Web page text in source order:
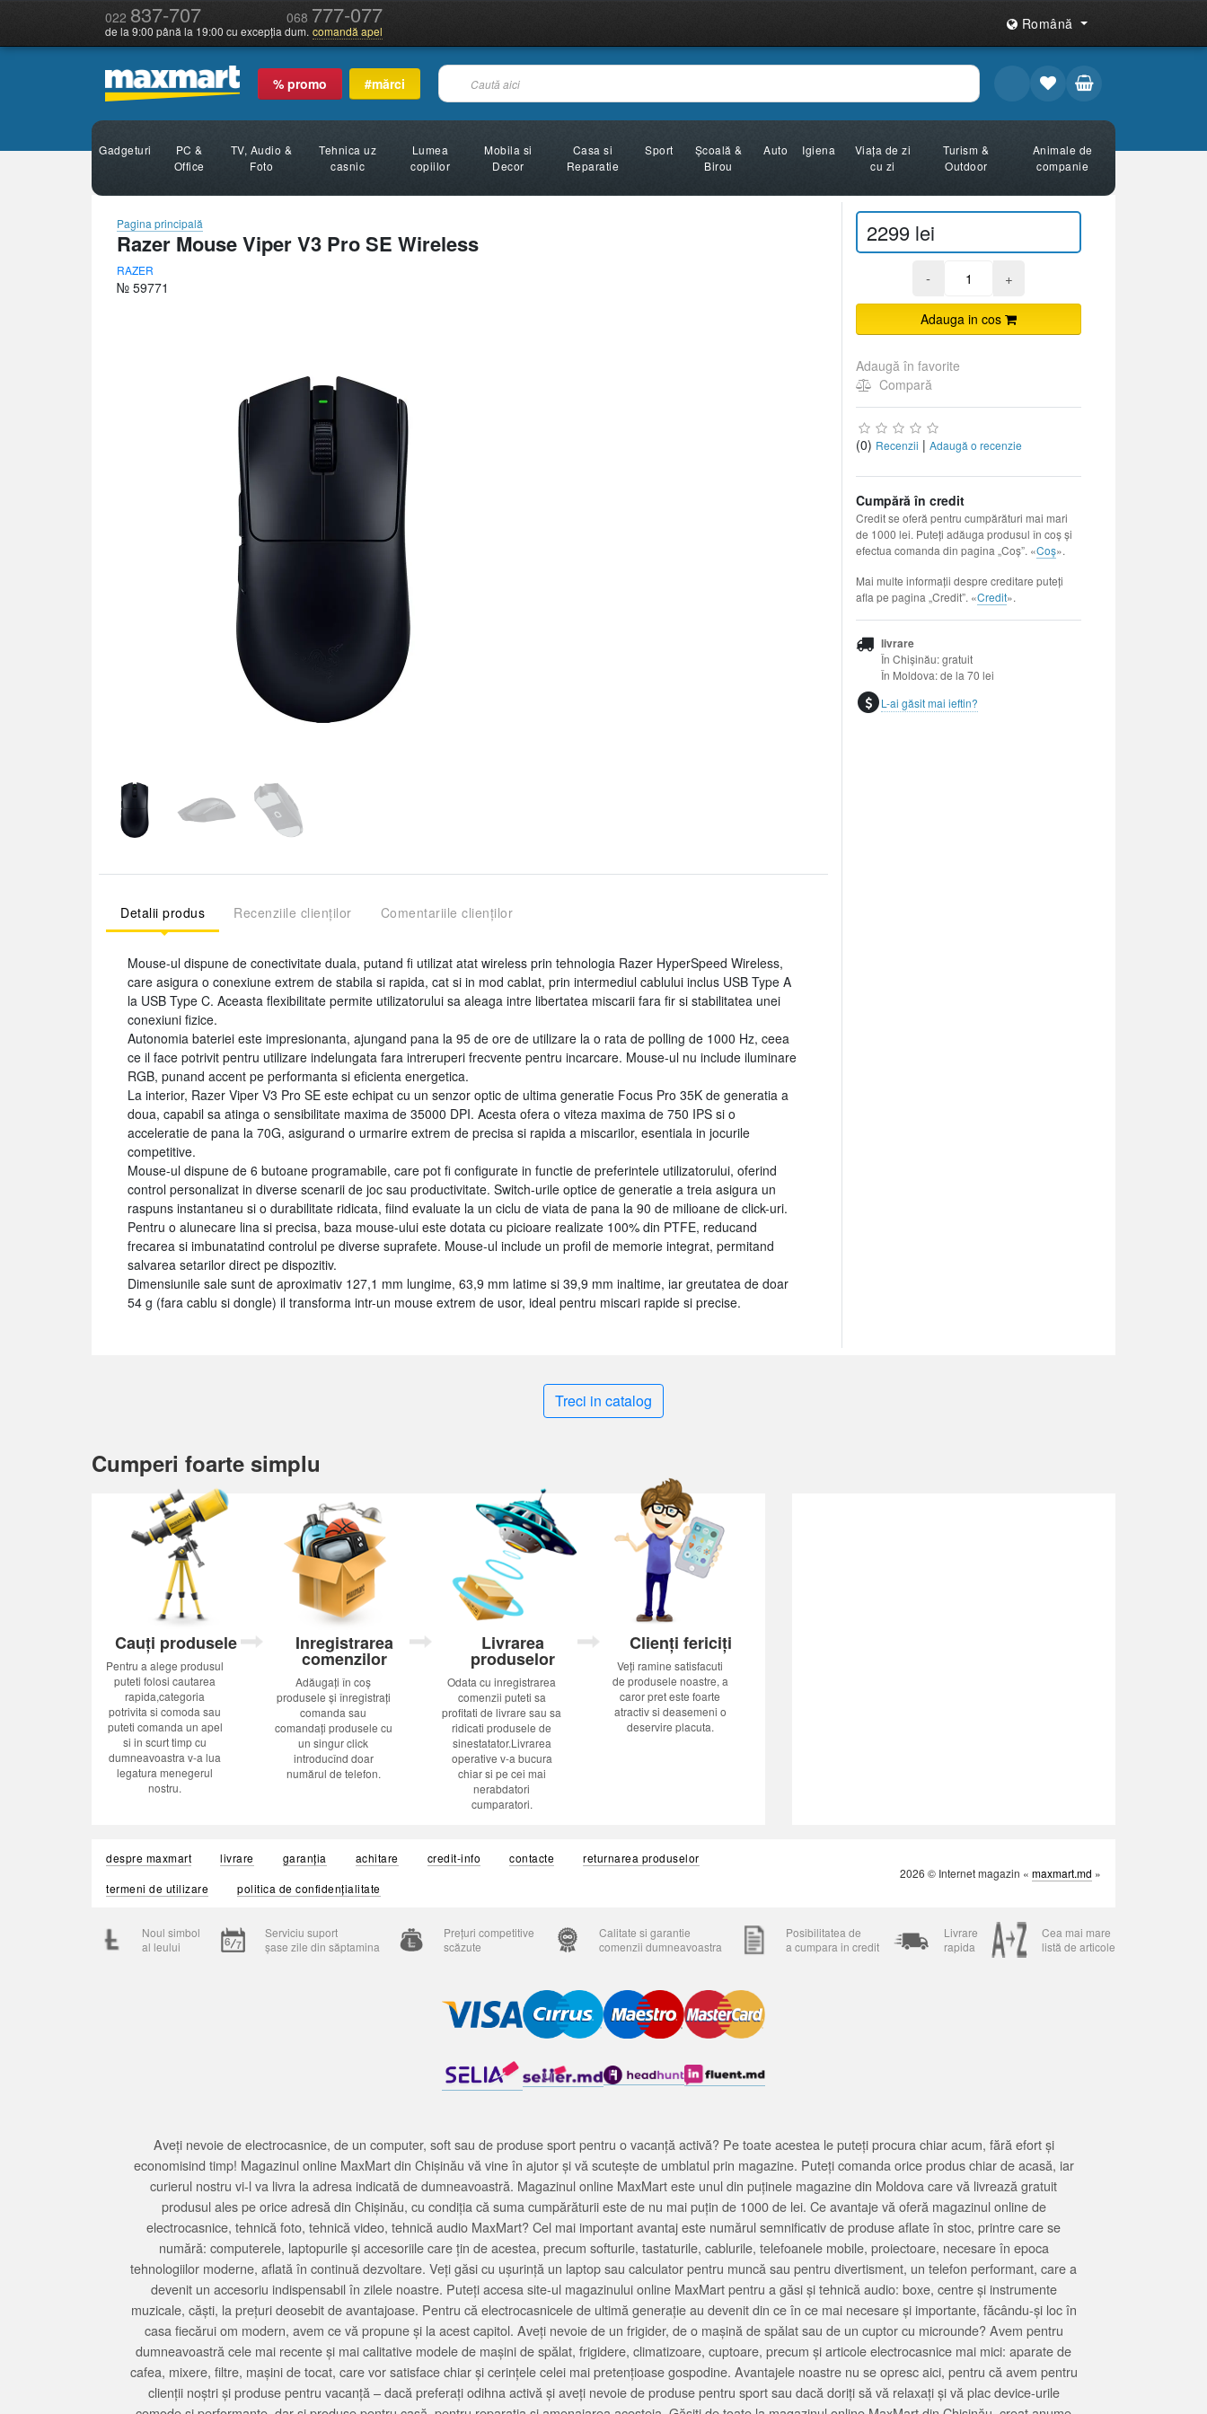
022 837-707 068 777-077
de la 9:00 până la 19:00 cu excepția dum. comandă apel Română
% promo #mărci
Gadgeturi
PC &
Office
TV, Audio &
Foto
Tehnica uz
casnic
Lumea
copiilor
Mobila si
Decor
Casa si
Reparatie
Sport
Şcoală &
Birou
Auto Igiena
Viața de zi
cu zi
Turism &
Outdoor
Animale de
companie
Pagina principală
Razer Mouse Viper V3 Pro SE Wireless
RAZER
№ 59771
Detalii produs Recenziile clienților Comentariile clienților
Mouse-ul dispune de conectivitate duala, putand fi utilizat atat wireless prin tehnologia Razer HyperSpeed Wireless,
care asigura o conexiune extrem de stabila si rapida, cat si in mod cablat, prin intermediul cablului inclus USB Type A
la USB Type C. Aceasta flexibilitate permite utilizatorului sa aleaga intre libertatea miscarii fara fir si stabilitatea unei
conexiuni fizice.
Autonomia bateriei este impresionanta, ajungand pana la 95 de ore de utilizare la o rata de polling de 1000 Hz, ceea
ce il face potrivit pentru utilizare indelungata fara intreruperi frecvente pentru incarcare. Mouse-ul nu include iluminare
RGB, punand accent pe performanta si eficienta energetica.
La interior, Razer Viper V3 Pro SE este echipat cu un senzor optic de ultima generatie Focus Pro 35K de generatia a
doua, capabil sa atinga o sensibilitate maxima de 35000 DPI. Acesta ofera o viteza maxima de 750 IPS si o
acceleratie de pana la 70G, asigurand o urmarire extrem de precisa si rapida a miscarilor, esentiala in jocurile
competitive.
Mouse-ul dispune de 6 butoane programabile, care pot fi configurate in functie de preferintele utilizatorului, oferind
control personalizat in diverse scenarii de joc sau productivitate. Switch-urile optice de generatie a treia asigura un
raspuns instantaneu si o durabilitate ridicata, fiind evaluate la un ciclu de viata de pana la 90 de milioane de click-uri.
Pentru o alunecare lina si precisa, baza mouse-ului este dotata cu picioare realizate 100% din PTFE, reducand
frecarea si imbunatatind controlul pe diverse suprafete. Mouse-ul include un profil de memorie integrat, permitand
salvarea setarilor direct pe dispozitiv.
Dimensiunile sale sunt de aproximativ 127,1 mm lungime, 63,9 mm latime si 39,9 mm inaltime, iar greutatea de doar
54 g (fara cablu si dongle) il transforma intr-un mouse extrem de usor, ideal pentru miscari rapide si precise.
2299 lei
- +
Adauga in cos
Adaugă în favorite
Compară
(0) Recenzii | Adaugă o recenzie
Cumpără în credit
Credit se oferă pentru cumpărături mai mari
de 1000 lei. Puteți adăuga produsul în coș și
efectua comanda din pagina „Coș”. «Coș».
Mai multe informații despre creditare puteți
afla pe pagina „Credit”. «Credit».
livrare
În Chișinău: gratuit
În Moldova: de la 70 lei
L-ai găsit mai ieftin?
Treci in catalog
Cumperi foarte simplu
Cauți produsele
Pentru a alege produsul
puteti folosi cautarea
rapida,categoria
potrivita si comoda sau
puteti comanda un apel
si in scurt timp cu
dumneavoastra v-a lua
legatura menegerul
nostru.
Inregistrarea
comenzilor
Adăugați în coș
produsele și înregistrați
comanda sau
comandați produsele cu
un singur click
introducînd doar
numărul de telefon.
Livrarea
produselor
Odata cu inregistrarea
comenzii puteti sa
profitati de livrare sau sa
ridicati produsele de
sinestatator.Livrarea
operative v-a bucura
chiar si pe cei mai
nerabdatori
cumparatori.
Clienți fericiți
Veți ramine satisfacuti
de produsele noastre, a
caror pret este foarte
atractiv si deasemeni o
deservire placuta.
despre maxmart livrare garanția achitare credit-info contacte
returnarea produselor
termeni de utilizare
politica de confidențialitate
2026 © Internet magazin « maxmart.md »
Noul simbol
al leului
Serviciu suport
șase zile din săptamina
Prețuri competitive
scăzute
Calitate si garantie
comenzii dumneavoastra
Posibilitatea de
a cumpara in credit
Livrare
rapida
Cea mai mare
listă de articole
Aveți nevoie de electrocasnice, de un computer, soft sau de produse sport pentru o vacanță activă? Pe toate acestea le puteți procura chiar acum, fără efort și
economisind timp! Magazinul online MaxMart din Chișinău vă vine în ajutor și vă scutește de umblatul prin magazine. Puteți comanda orice produs chiar de acasă, iar
curierul nostru vi-l va livra la adresa indicată de dumneavoastră. Magazinul online MaxMart este unul din puținele magazine din Moldova care vă livrează gratuit
produsul ales pe orice adresă din Chișinău, cu condiția că suma cumpărăturii este de nu mai puțin de 1000 de lei. Ce avantaje vă oferă magazinul online de
electrocasnice, tehnică foto, tehnică video, tehnică audio MaxMart? Cel mai important avantaj este numărul semnificativ de produse aflate în stoc, printre care se
numără: computerele, laptopurile și accesoriile care țin de acestea, precum softurile, tastaturile, cablurile, telefoanele mobile, proiectoare, necesare în epoca
tehnologiilor moderne, aflată în continuă dezvoltare. Veți găsi cu ușurință un laptop sau calculator pentru muncă sau pentru divertisment, un telefon performant, care a
devenit un accesoriu indispensabil în zilele noastre. Puteți accesa site-ul magazinului online MaxMart pentru a găsi și tehnică audio: boxe, centre și instrumente
muzicale, căști, la prețuri deosebit de avantajoase. Pentru că electrocasnicele de ultimă generație au devenit din ce în ce mai necesare și importante, făcându-și loc în
casa fiecărui om modern, avem ce vă propune și la acest capitol. Aveți nevoie de un frigider, de o mașină de spălat sau de un cuptor cu microunde? Avem pentru
dumneavoastră cele mai recente și mai calitative modele de mașini de spălat, frigidere, climatizoare, cuptoare, precum și articole electrocasnice mai mici: aparate de
cafea, mixere, filtre, mașini de tocat, care vor satisface chiar și cerințele celei mai pretențioase gospodine. Avantajele noastre nu se opresc aici, pentru că avem pentru
clienții noștri și produse pentru vacanță – dacă preferați odihna activă și aveți nevoie de produse pentru sport sau dacă doriți să vă relaxați și vă plac device-urile